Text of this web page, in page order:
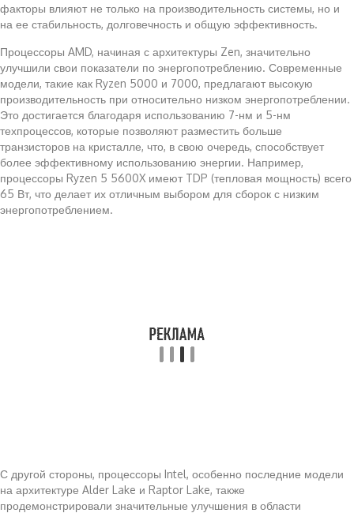
факторы влияют не только на производительность системы, но и
на ее стабильность, долговечность и общую эффективность.
Процессоры AMD, начиная с архитектуры Zen, значительно
улучшили свои показатели по энергопотреблению. Современные
модели, такие как Ryzen 5000 и 7000, предлагают высокую
производительность при относительно низком энергопотреблении.
Это достигается благодаря использованию 7-нм и 5-нм
техпроцессов, которые позволяют разместить больше
транзисторов на кристалле, что, в свою очередь, способствует
более эффективному использованию энергии. Например,
процессоры Ryzen 5 5600X имеют TDP (тепловая мощность) всего
65 Вт, что делает их отличным выбором для сборок с низким
энергопотреблением.
С другой стороны, процессоры Intel, особенно последние модели
на архитектуре Alder Lake и Raptor Lake, также
продемонстрировали значительные улучшения в области